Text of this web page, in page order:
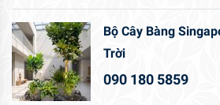
Bộ Cây Bàng
Trời
090 180 5859